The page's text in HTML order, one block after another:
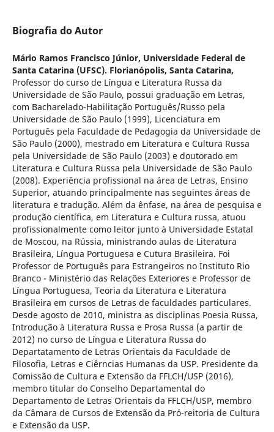
Biografia do Autor
Mário Ramos Francisco Júnior, Universidade Federal de
Santa Catarina (UFSC). Florianópolis, Santa Catarina,
Professor do curso de Língua e Literatura Russa da
Universidade de São Paulo, possui graduação em Letras,
com Bacharelado-Habilitação Português/Russo pela
Universidade de São Paulo (1999), Licenciatura em
Português pela Faculdade de Pedagogia da Universidade de
São Paulo (2000), mestrado em Literatura e Cultura Russa
pela Universidade de São Paulo (2003) e doutorado em
Literatura e Cultura Russa pela Universidade de São Paulo
(2008). Experiência profissional na área de Letras, Ensino
Superior, atuando principalmente nas seguintes áreas de
literatura e tradução. Além da ênfase, na área de pesquisa e
produção científica, em Literatura e Cultura russa, atuou
profissionalmente como leitor junto à Universidade Estatal
de Moscou, na Rússia, ministrando aulas de Literatura
Brasileira, Língua Portuguesa e Cutura Brasileira. Foi
Professor de Português para Estrangeiros no Instituto Rio
Branco - Ministério das Relações Exteriores e Professor de
Língua Portuguesa, Teoria da Literatura e Literatura
Brasileira em cursos de Letras de faculdades particulares.
Desde agosto de 2010, ministra as disciplinas Poesia Russa,
Introdução à Literatura Russa e Prosa Russa (a partir de
2012) no curso de Língua e Literatura Russa do
Departatamento de Letras Orientais da Faculdade de
Filosofia, Letras e Ciêrncias Humanas da USP. Presidente da
Comissão de Cultura e Extensão da FFLCH/USP (2016),
membro titular do Conselho Departamental do
Departamento de Letras Orientais da FFLCH/USP, membro
da Câmara de Cursos de Extensão da Pró-reitoria de Cultura
e Extensão da USP.